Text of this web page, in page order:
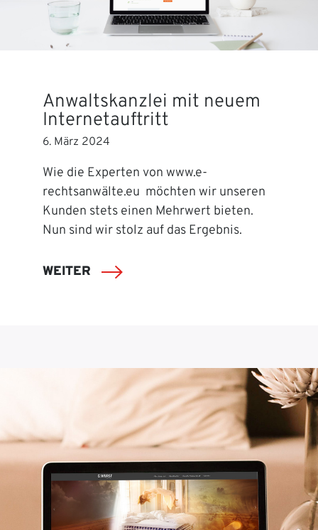
Anwaltskanzlei mit neuem
Internetauftritt
6. März 2024
Wie die Experten von www.e-
rechtsanwälte.eu möchten wir unseren
Kunden stets einen Mehrwert bieten.
Nun sind wir stolz auf das Ergebnis.
WEITER